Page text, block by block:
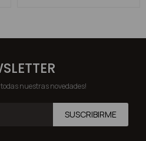
nuestras novedades!
SUSCRIBIRME